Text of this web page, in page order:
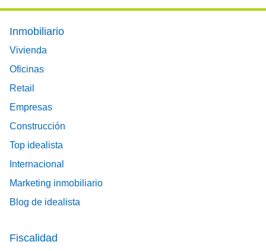
Footer main menu
Inmobiliario
Vivienda
Oficinas
Retail
Empresas
Construcción
Top idealista
Internacional
Marketing inmobiliario
Blog de idealista
Fiscalidad